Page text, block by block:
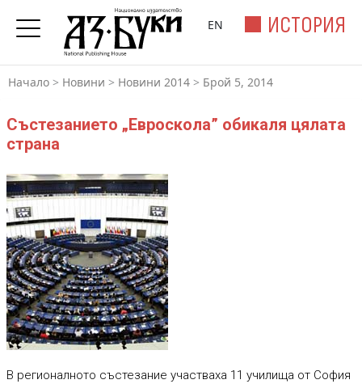
ИСТОРИЯ
EN
Начало > Новини > Новини 2014 > Брой 5, 2014
Състезанието „Евроскола” обикаля цялата
страна
В регионалното състезание участваха 11 училища от София